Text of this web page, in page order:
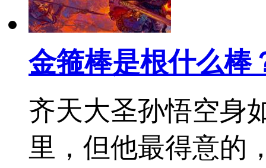
金箍棒是根什么棒
齐天大圣孙悟空身
里，但他最得意的